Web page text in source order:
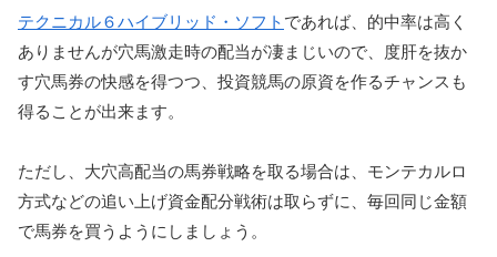
テクニカル６ハイブリッド・ソフト であれば、的中率は高く
ありませんが穴馬激走時の配当が凄まじいので、度肝を抜か
す穴馬券の快感を得つつ、投資競馬の原資を作るチャンスも
得ることが出来ます。
ただし、大穴高配当の馬券戦略を取る場合は、モンテカルロ
方式などの追い上げ資金配分戦術は取らずに、毎回同じ金額
で馬券を買うようにしましょう。